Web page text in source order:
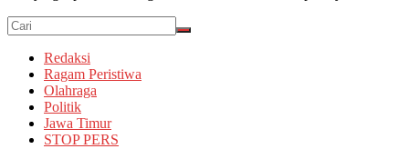
Redaksi
Ragam Peristiwa
Olahraga
Politik
Jawa Timur
STOP PERS